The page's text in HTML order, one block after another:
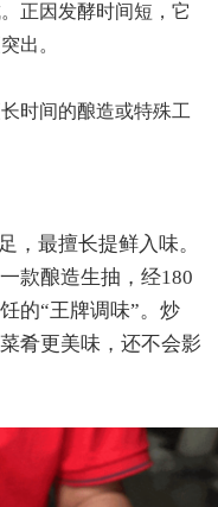
正因发酵时间短，它
出。
时间的酿造或特殊工
，最擅长提鲜入味。
款酿造生抽，经180
的“王牌调味”。炒
肴更美味，还不会影